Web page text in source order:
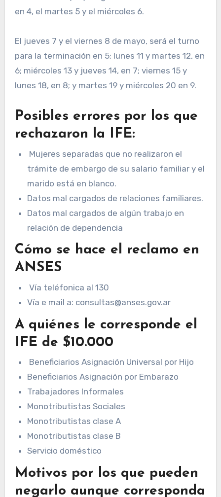
en 4, el martes 5 y el miércoles 6.
El jueves 7 y el viernes 8 de mayo, será el turno
para la terminación en 5; lunes 11 y martes 12, en
6; miércoles 13 y jueves 14, en 7; viernes 15 y
lunes 18, en 8; y martes 19 y miércoles 20 en 9.
Posibles errores por los que
rechazaron la IFE:
Mujeres separadas que no realizaron el
trámite de embargo de su salario familiar y el
marido está en blanco.
Datos mal cargados de relaciones familiares.
Datos mal cargados de algún trabajo en
relación de dependencia
Cómo se hace el reclamo en
ANSES
Vía teléfonica al 130
Vía e mail a: consultas@anses.gov.ar
A quiénes le corresponde el
IFE de $10.000
Beneficiarios Asignación Universal por Hijo
Beneficiarios Asignación por Embarazo
Trabajadores Informales
Monotributistas Sociales
Monotributistas clase A
Monotributistas clase B
Servicio doméstico
Motivos por los que pueden
negarlo aunque corresponda